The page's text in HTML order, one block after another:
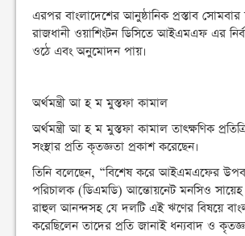
এরপর বাংলাদেশের আনুষ্ঠানিক প্রস্তাব সোমবার
রাজধানী ওয়াশিংটন ডিসিতে আইএমএফ এর
ওঠে এবং অনুমোদন পায়।
অর্থমন্ত্রী আ হ ম মুস্তফা কামাল
অর্থমন্ত্রী আ হ ম মুস্তফা কামাল তাৎক্ষণিক
সংস্থার প্রতি কৃতজ্ঞতা প্রকাশ করেছেন।
তিনি বলেছেন, “বিশেষ করে আইএমএফের
পরিচালক (ডিএমডি) আন্তোয়নেট মনসিও সায়েহ
রাহুল আনন্দসহ যে দলটি এই ঋণের বিষয়ে
করেছিলেন তাদের প্রতি জানাই ধন্যবাদ ও